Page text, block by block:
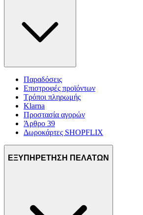
Παραδόσεις
Επιστροφές προϊόντων
Τρόποι πληρωμής
Klarna
Προστασία αγορών
Άρθρο 39
Δωροκάρτες SHOPFLIX
ΕΞΥΠΗΡΕΤΗΣΗ ΠΕΛΑΤΩΝ